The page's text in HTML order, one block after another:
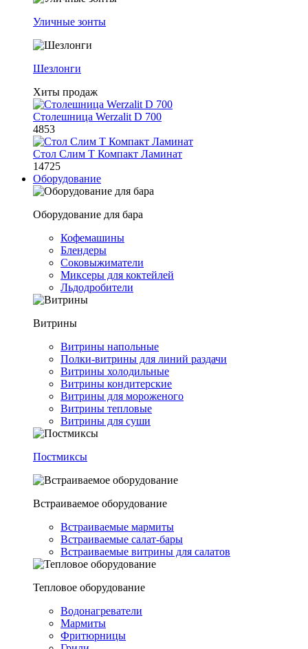
Уличные зонты
Шезлонги
Хиты продаж
Столешница Werzalit D 700
4853
Стол Слим Т Компакт Ламинат
14725
Оборудование
Оборудование для бара
Кофемашины
Блендеры
Соковыжиматели
Миксеры для коктейлей
Льдодробители
Витрины
Витрины напольные
Полки-витрины для линий раздачи
Витрины холодильные
Витрины кондитерские
Витрины для мороженого
Витрины тепловые
Витрины для суши
Постмиксы
Встраиваемое оборудование
Встраиваемые мармиты
Встраиваемые салат-бары
Встраиваемые витрины для салатов
Тепловое оборудование
Водонагреватели
Мармиты
Фритюрницы